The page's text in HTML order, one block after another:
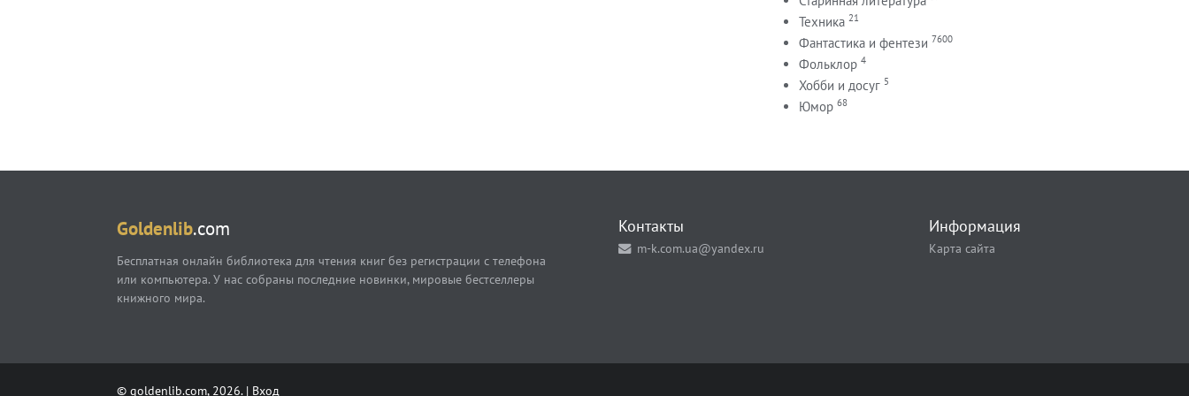
Техника 21
Фантастика и фентези 7600
Фольклор 4
Хобби и досуг 5
Юмор 68
Goldenlib.com
Бесплатная онлайн библиотека для чтения книг без регистрации с телефона
или компьютера. У нас собраны последние новинки, мировые бестселлеры
книжного мира.
Контакты
m-k.com.ua@yandex.ru
Информация
Карта сайта
© goldenlib.com, 2026. | Вход